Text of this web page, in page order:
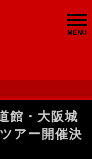
MENU
館・大阪城
アー開催決